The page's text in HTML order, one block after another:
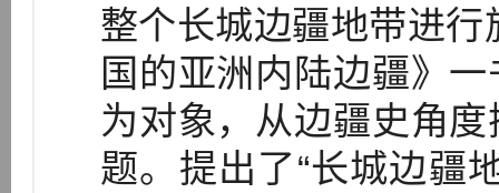
整个长城边疆地带进
国的亚洲内陆边疆》
为对象，从边疆史角
题。提出了“长城边疆